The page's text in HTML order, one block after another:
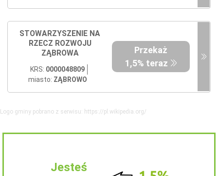
STOWARZYSZENIE NA
RZECZ ROZWOJU
ZĄBROWA
KRS: 0000048809
miasto: ZĄBROWO
Przekaż
1,5% teraz
Logo gminy pobrano z serwisu: https://pl.wikipedia.org/
Jesteś